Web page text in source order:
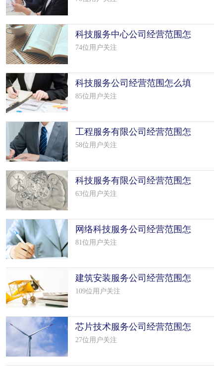
科技服务中心公司经营范围怎
么填写（7个模板）
74位用户关注
科技服务公司经营范围怎么填
写（50个模板）
85位用户关注
工程服务有限公司经营范围怎
么填写（50个模板）
58位用户关注
科技服务有限公司经营范围怎
么填写（50个模板）
63位用户关注
网络科技服务公司经营范围怎
么填写（29个模板）
81位用户关注
建筑安装服务公司经营范围怎
么填写（50个模板）
109位用户关注
芯片技术服务公司经营范围怎
么填写（50个模板）
27位用户关注